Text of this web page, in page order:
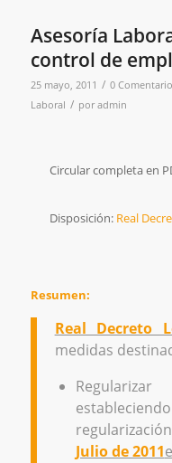
Asesoría
control de
25 mayo, 2011 / 0
Laboral / poradmin
Circular completa en
Disposición: Real
Resumen:
Real Decreto
medidas
Julio de 2011